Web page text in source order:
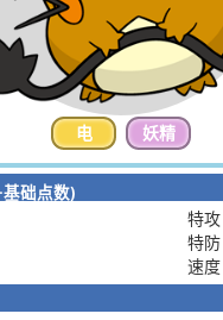
电 妖精
基础点数)
特攻
特防
速度